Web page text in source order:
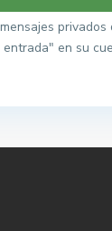
privados
en su